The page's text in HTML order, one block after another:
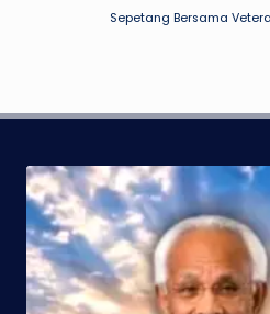
Sepetang Bersama